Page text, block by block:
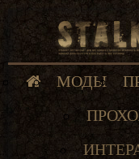
МОДЫ